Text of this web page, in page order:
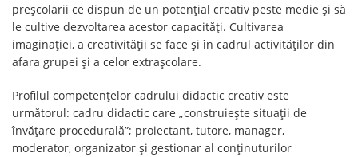
preșcolarii ce dispun de un potențial creativ peste medie și să
le cultive dezvoltarea acestor capacități. Cultivarea
imaginației, a creativității se face și în cadrul activităților din
afara grupei și a celor extrașcolare.
Profilul competențelor cadrului didactic creativ este
următorul: cadru didactic care „construiește situații de
învățare procedurală”; proiectant, tutore, manager,
moderator, organizator și gestionar al conținuturilor